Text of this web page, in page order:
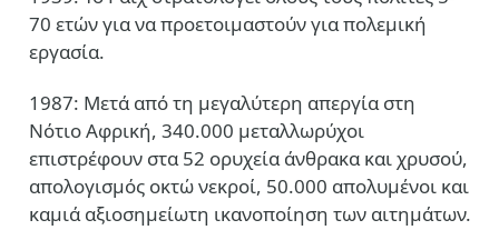
70 ετών για να προετοιμαστούν για πολεμική
εργασία.
1987: Μετά από τη μεγαλύτερη απεργία στη
Νότιο Αφρική, 340.000 μεταλλωρύχοι
επιστρέφουν στα 52 ορυχεία άνθρακα και χρυσού,
απολογισμός οκτώ νεκροί, 50.000 απολυμένοι και
καμιά αξιοσημείωτη ικανοποίηση των αιτημάτων.